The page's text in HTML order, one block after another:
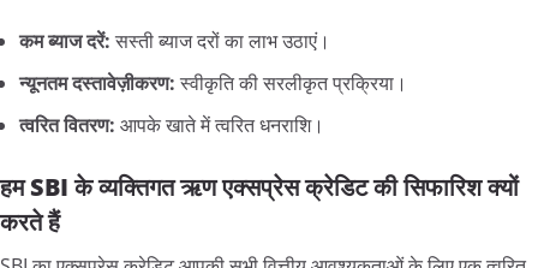
कमब्याजदरें: सस्ती ब्याज दरों का लाभ उठाएं।
न्यूनतमदस्तावेज़ीकरण: स्वीकृति की सरलीकृत प्रक्रिया।
त्वरितवितरण: आपके खाते में त्वरित धनराशि।
हम SBIकेव्यक्तिगतऋणएक्सप्रेसक्रेडिटकीसिफारिशक्यों
करतेहैं